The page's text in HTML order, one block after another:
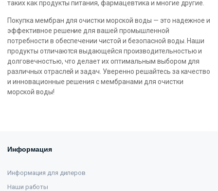
таких как продукты питания, фармацевтика и многие другие.
Покупка мембран для очистки морской воды — это надежное и
эффективное решение для вашей промышленной
потребности в обеспечении чистой и безопасной воды. Наши
продукты отличаются выдающейся производительностью и
долговечностью, что делает их оптимальным выбором для
различных отраслей и задач. Уверенно решайтесь за качество
и инновационные решения с мембранами для очистки
морской воды!
Информация
Информация для дилеров
Наши работы